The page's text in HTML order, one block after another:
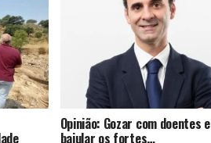
Opinião: Gozar com doentes e
bajular os fortes…